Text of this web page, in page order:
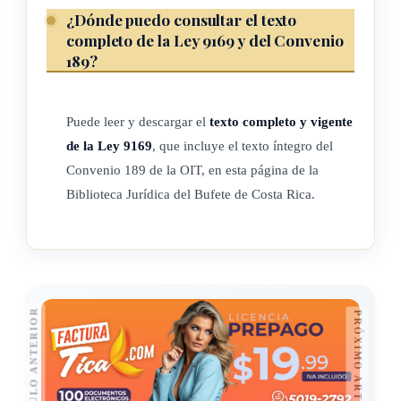
de trabajo;
c) una persona que realice trabajo doméstico únicamente de
forma ocasional o esporádica, sin que este trabajo sea una
doméstico.
ARTÍCULO 2
domésticos.
previa celebración de consultas con las organizaciones
más representativas de los empleadores y de los
trabajadores, así como con organizaciones representativas
de los trabajadores domésticos y organizaciones
¿Dónde puedo consultar el texto
completo de la Ley 9169 y del Convenio
189?
Puede leer y descargar el texto completo y vigente
de la Ley 9169, que incluye el texto íntegro del
Convenio 189 de la OIT, en esta página de la
Biblioteca Jurídica del Bufete de Costa Rica.